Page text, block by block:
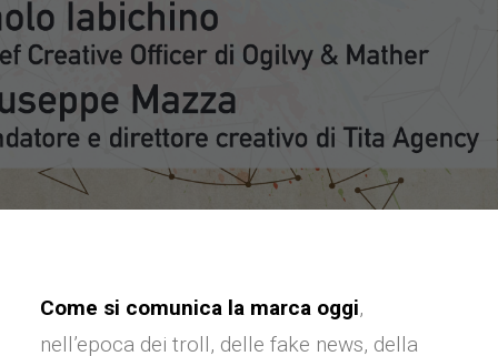
Come si comunica la marca oggi,
nell’epoca dei troll, delle fake news, della